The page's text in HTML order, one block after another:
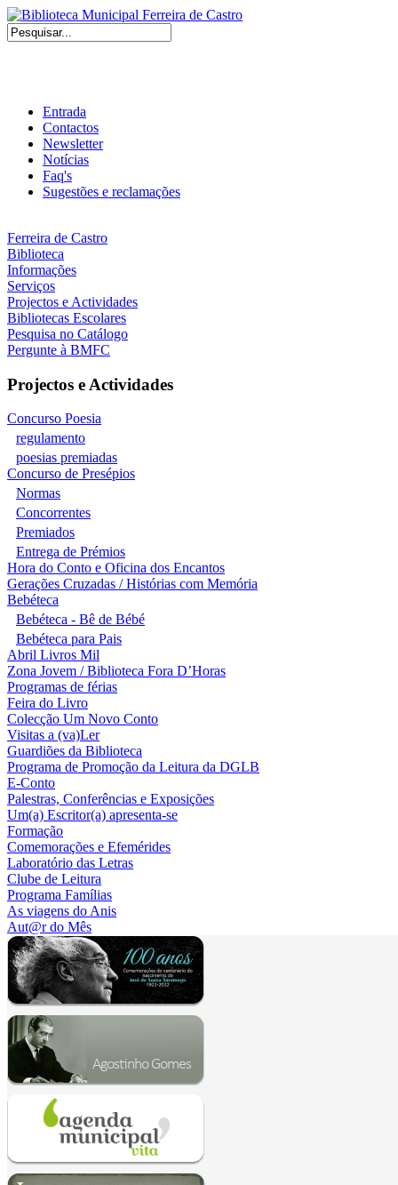
Entrada
Contactos
Newsletter
Notícias
Faq's
Sugestões e reclamações
Ferreira de Castro
Biblioteca
Informações
Serviços
Projectos e Actividades
Bibliotecas Escolares
Pesquisa no Catálogo
Pergunte à BMFC
Projectos e Actividades
Concurso Poesia
regulamento
poesias premiadas
Concurso de Presépios
Normas
Concorrentes
Premiados
Entrega de Prémios
Hora do Conto e Oficina dos Encantos
Gerações Cruzadas / Histórias com Memória
Bebéteca
Bebéteca - Bê de Bébé
Bebéteca para Pais
Abril Livros Mil
Zona Jovem / Biblioteca Fora D’Horas
Programas de férias
Feira do Livro
Colecção Um Novo Conto
Visitas a (va)Ler
Guardiões da Biblioteca
Programa de Promoção da Leitura da DGLB
E-Conto
Palestras, Conferências e Exposições
Um(a) Escritor(a) apresenta-se
Formação
Comemorações e Efemérides
Laboratório das Letras
Clube de Leitura
Programa Famílias
As viagens do Anis
Aut@r do Mês